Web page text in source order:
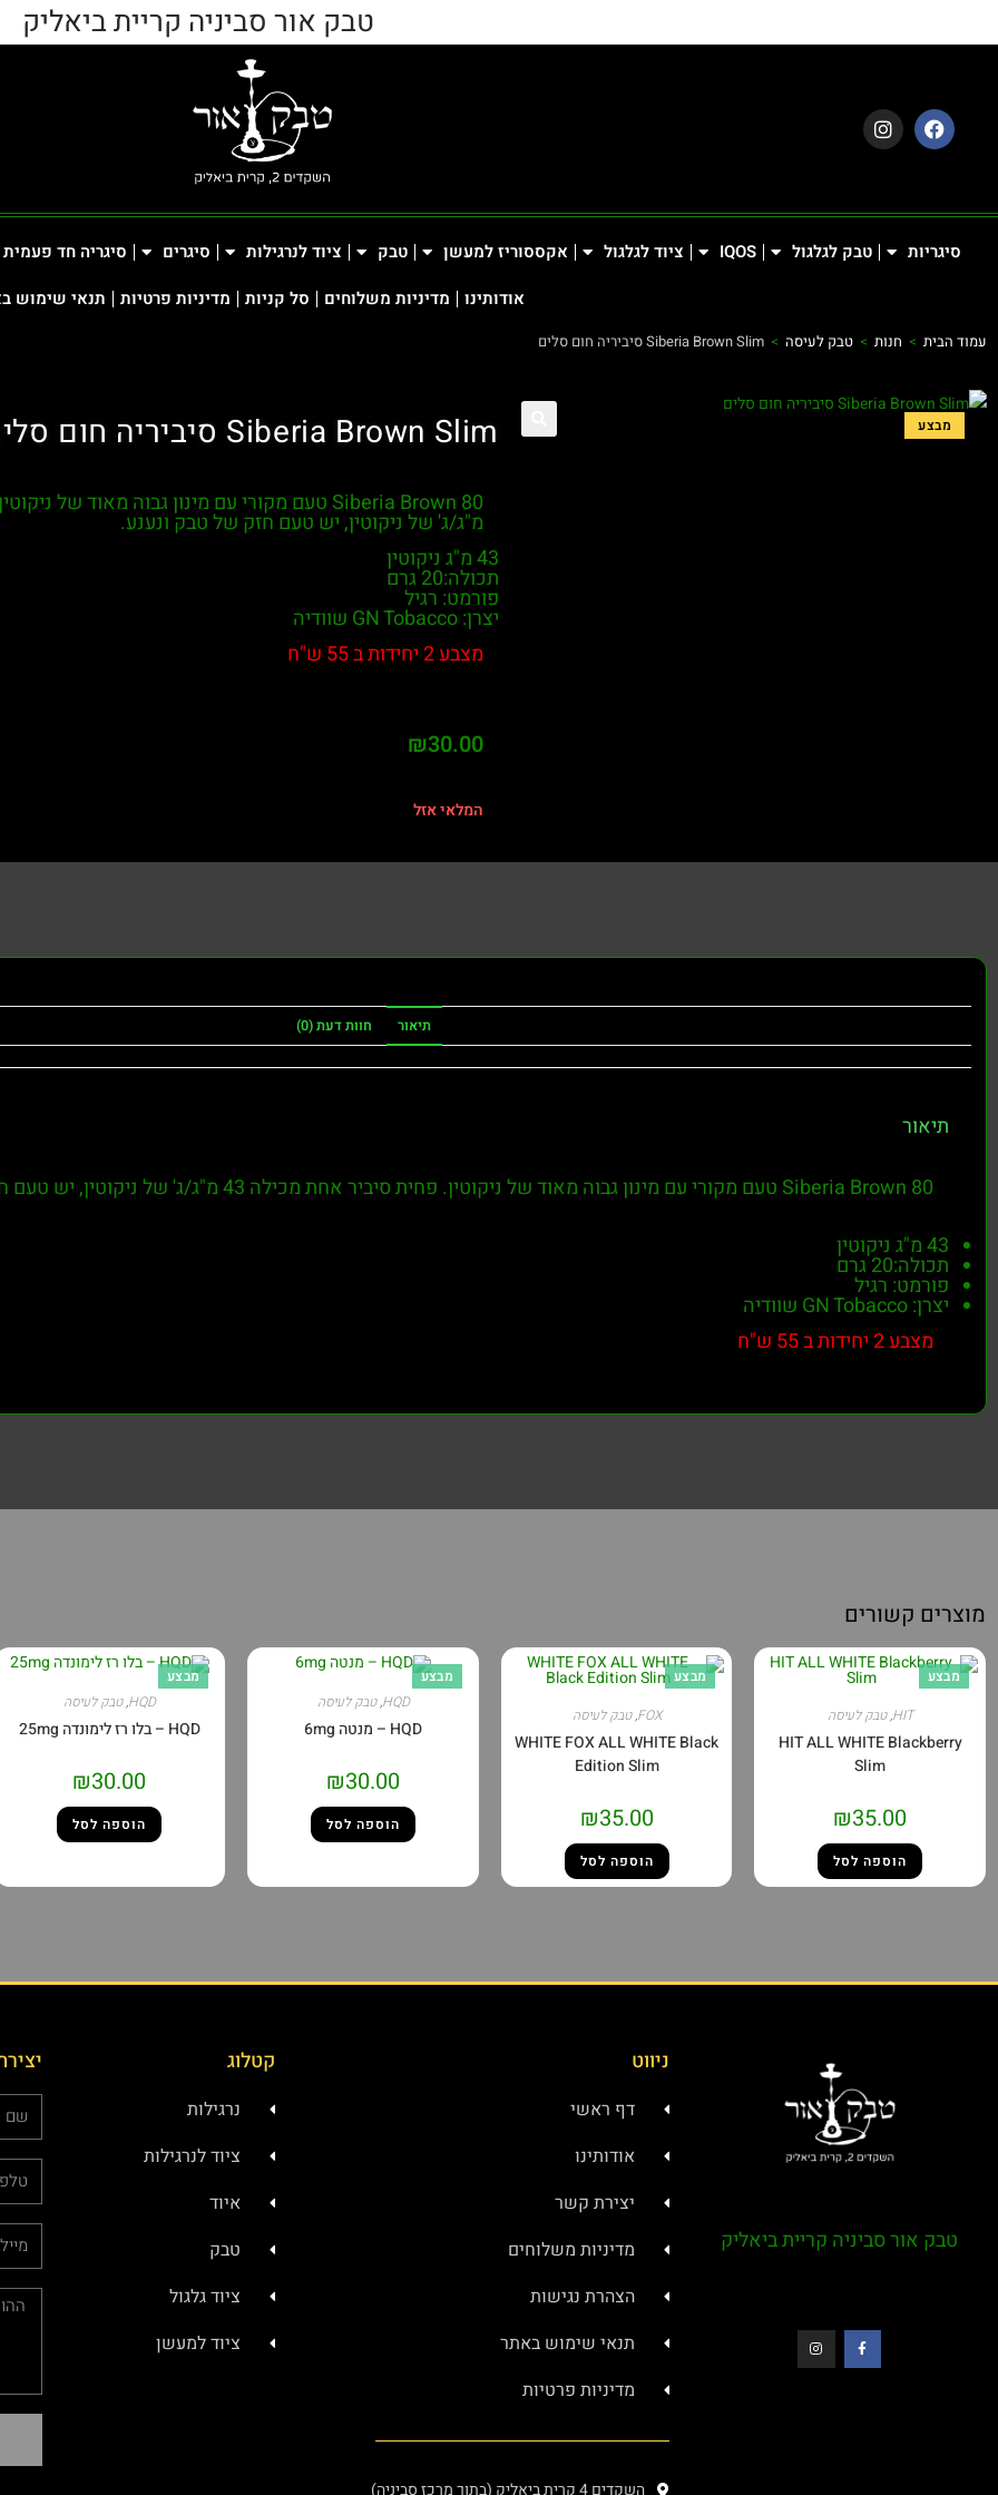
טבק אור סביניה קריית ביאליק
סיגריות טבק לגלגול IQOS ציוד לגלגול אקססוריז למעשן טבק ציוד לנרגילות סיגרים סיגריה חד פעמית
אודותינו
מדיניות משלוחים סל קניות מדיניות פרטיות תנאי שימוש
עמוד הבית > חנות > טבק לעיסה > Siberia Brown Slim סיביריה חום סלים
מבצע Siberia Brown Slim סיביריה חום סלים
מ"ג/ג' של ניקוטין, יש טעם חזק של טבק ונענע.
43 מ"ג ניקוטין
תכולה:20 גרם
פורמט: רגיל
יצרן: GN Tobacco שוודיה
מצבע 2 יחידות ב 55 ש"ח
₪30.00
המלאי אזל
תיאור חוות דעת (0)
תיאור
Siberia Brown 80 טעם מקורי עם מינון גבוה מאוד של ניקוטין. פחית סיביר אחת מכילה 43 מ"ג/ג' של ניקוטין, יש טעם חזק של טבק ונענע.
43 מ"ג ניקוטין
תכולה:20 גרם
פורמט: רגיל
יצרן: GN Tobacco שוודיה
מצבע 2 יחידות ב 55 ש"ח
מוצרים קשורים
מבצע
HIT
,טבק לעיסה
HIT ALL WHITE Blackberry
Slim
₪35.00
הוספה לסל
מבצע
FOX
,טבק לעיסה
WHITE FOX ALL WHITE Black
Edition Slim
₪35.00
הוספה לסל
מבצע
HQD
,טבק לעיסה
HQD – מנטה 6mg
₪30.00
הוספה לסל
מבצע
HQD
,טבק לעיסה
HQD – בלו רז לימונדה 25mg
₪30.00
הוספה לסל
טבק אור סביניה קריית ביאליק
ניווט
דף ראשי
אודותינו
יצירת קשר
מדיניות משלוחים
הצהרת נגישות
תנאי שימוש באתר
מדיניות פרטיות
השקדים 4 קרית ביאליק (בתוך מרכז סביניה)
קטלוג
נרגילות
ציוד לנרגילות
איוד
טבק
ציוד גלגול
ציוד למעשן